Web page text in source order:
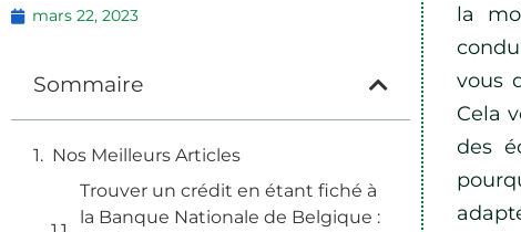
mars 22, 2023
Sommaire
Nos Meilleurs Articles
Trouver un crédit en étant fiché à
la Banque Nationale de Belgique :
la
vous
Cela
des